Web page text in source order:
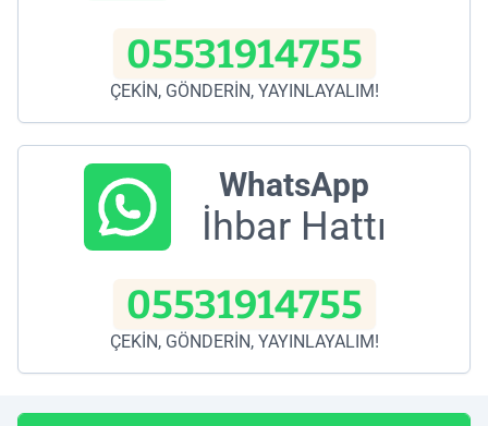
05531914755
ÇEKİN, GÖNDERİN, YAYINLAYALIM!
WhatsApp
İhbar Hattı
05531914755
ÇEKİN, GÖNDERİN, YAYINLAYALIM!